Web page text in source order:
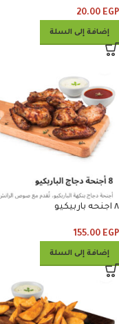
20.00 EGP
إضافة إلى السلة
٨ اجنحه باربيكيو
155.00 EGP
إضافة إلى السلة